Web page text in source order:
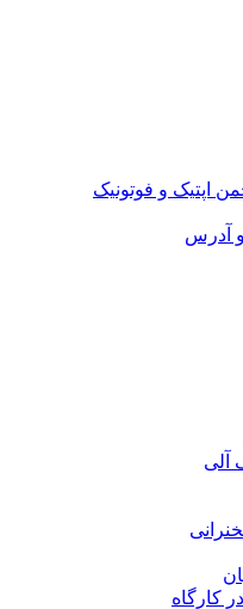
و فوتونیک
آدرس